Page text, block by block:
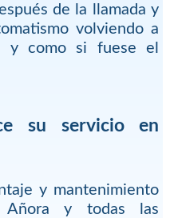
de la llamada y
volviendo a
y como si fuese el
su servicio en
y mantenimiento
Añora y todas las